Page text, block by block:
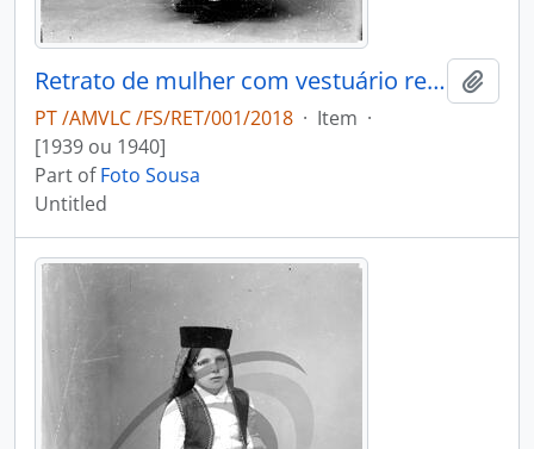
Retrato de mulher com vestuário regional
PT /AMVLC /FS/RET/001/2018 · Item ·
[1939 ou 1940]
Part ofFoto Sousa
Untitled